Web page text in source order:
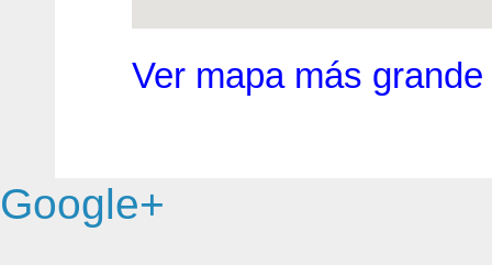
Ver mapa más grande
Google+